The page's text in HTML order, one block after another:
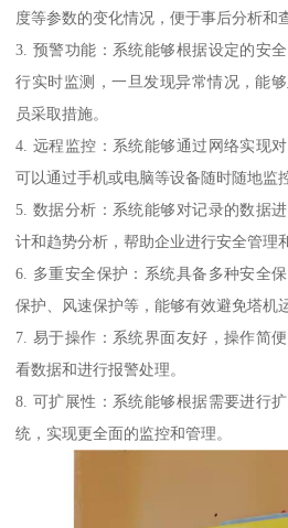
度等参数的变化情况，便于事后分析和
3. 预警功能：系统能够根据设定的安
行实时监测，一旦发现异常情况，能
员采取措施。
4. 远程监控：系统能够通过网络实现
可以通过手机或电脑等设备随时随地监
5. 数据分析：系统能够对记录的数据
计和趋势分析，帮助企业进行安全管理
6. 多重安全保护：系统具备多种安全
保护、风速保护等，能够有效避免塔机
7. 易于操作：系统界面友好，操作简
看数据和进行报警处理。
8. 可扩展性：系统能够根据需要进行
统，实现更全面的监控和管理。